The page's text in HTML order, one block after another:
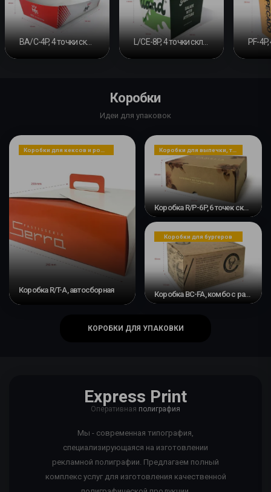
BA/C-4P, 4 точки склеивания
Коробки
Идеи для упаковок
Коробка R/T-A, автосборная
Коробка R/P-6P, 6 точек склеивания
Коробки для бургеров
Коробка BC-FA, комбо с разделителем и автоматическим дном
КОРОБКИ ДЛЯ УПАКОВКИ
Express Print
Оперативная полиграфия
Мы - современная типография,
специализирующаяся на изготовлении
рекламной полиграфии. Предлагаем полный
комплекс услуг для изготовления качественной